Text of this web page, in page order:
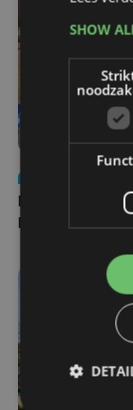
di
Pieters Brugge
SHOW